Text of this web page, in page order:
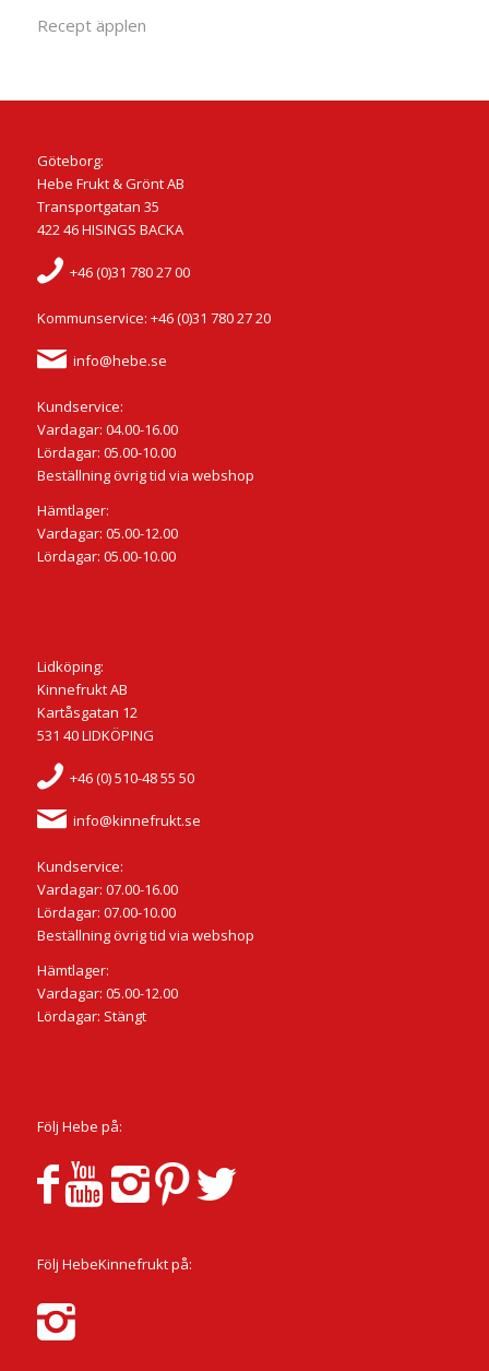
Recept äpplen
Göteborg:
Hebe Frukt & Grönt AB
Transportgatan 35
422 46 HISINGS BACKA
+46 (0)31 780 27 00
Kommunservice: +46 (0)31 780 27 20
info@hebe.se
Kundservice:
Vardagar: 04.00-16.00
Lördagar: 05.00-10.00
Beställning övrig tid via webshop
Hämtlager:
Vardagar: 05.00-12.00
Lördagar: 05.00-10.00
Lidköping:
Kinnefrukt AB
Kartåsgatan 12
531 40 LIDKÖPING
+46 (0) 510-48 55 50
info@kinnefrukt.se
Kundservice:
Vardagar: 07.00-16.00
Lördagar: 07.00-10.00
Beställning övrig tid via webshop
Hämtlager:
Vardagar: 05.00-12.00
Lördagar: Stängt
Följ Hebe på:
Följ HebeKinnefrukt på: